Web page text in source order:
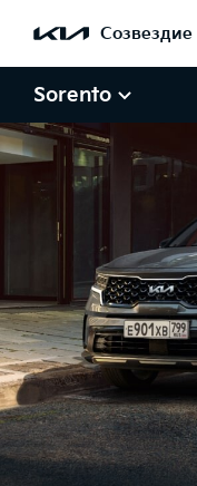
Созвездие
Sorento